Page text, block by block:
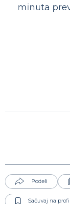
minuta
Podeli
Sačuvaj na